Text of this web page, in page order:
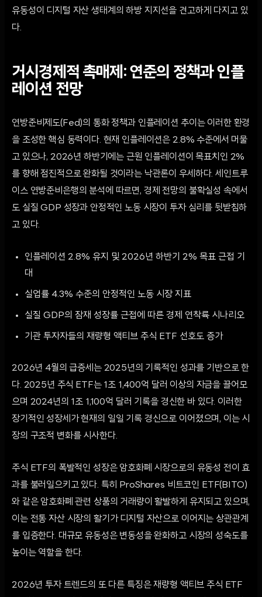
유동성이 디지털 자산 생태계의 하방 지지선을 견고하게 다지고 있
다.
거시경제적 촉매제: 연준의 정책과 인플
레이션 전망
연방준비제도(Fed)의 통화 정책과 인플레이션 추이는 이러한 환경
을 조성한 핵심 동력이다. 현재 인플레이션은 2.8% 수준에서 머물
고 있으나, 2026년 하반기에는 근원 인플레이션이 목표치인 2%
를 향해 점진적으로 완화될 것이라는 낙관론이 우세하다. 세인트루
이스 연방준비은행의 분석에 따르면, 경제 전망의 불확실성 속에서
도 실질 GDP 성장과 안정적인 노동 시장이 투자 심리를 뒷받침하
고 있다.
인플레이션 2.8% 유지 및 2026년 하반기 2% 목표 근접 기
대
실업률 4.3% 수준의 안정적인 노동 시장 지표
실질 GDP의 잠재 성장률 근접에 따른 경제 연착륙 시나리오
기관 투자자들의 재량형 액티브 주식 ETF 선호도 증가
2026년 4월의 급증세는 2025년의 기록적인 성과를 기반으로 한
다. 2025년 주식 ETF는 1조 1,400억 달러 이상의 자금을 끌어모
으며 2024년의 1조 1,100억 달러 기록을 경신한 바 있다. 이러한
장기적인 성장세가 현재의 일일 기록 경신으로 이어졌으며, 이는 시
장의 구조적 변화를 시사한다.
주식 ETF의 폭발적인 성장은 암호화폐 시장으로의 유동성 전이 효
과를 불러일으키고 있다. 특히 ProShares 비트코인 ETF(BITO)
와 같은 암호화폐 관련 상품의 거래량이 활발하게 유지되고 있으며,
이는 전통 자산 시장의 활기가 디지털 자산으로 이어지는 상관관계
를 입증한다. 대규모 유동성은 변동성을 완화하고 시장의 성숙도를
높이는 역할을 한다.
2026년 투자 트렌드의 또 다른 특징은 재량형 액티브 주식 ETF